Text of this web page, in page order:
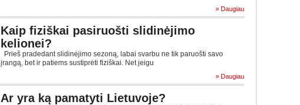
» Daugiau
Kaip fiziškai pasiruošti slidinėjimo
kelionei?
Prieš pradedant slidinėjimo sezoną, labai svarbu ne tik paruošti savo
įrangą, bet ir patiems sustiprėti fiziškai. Net jeigu
» Daugiau
Ar yra ką pamatyti Lietuvoje?